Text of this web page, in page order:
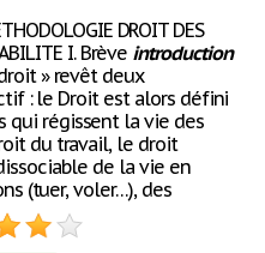
DROIT DES
I. Brève introduction
» revêt deux
: le Droit est alors défini
qui régissent la vie des
du travail, le droit
de la vie en
(tuer, voler…), des